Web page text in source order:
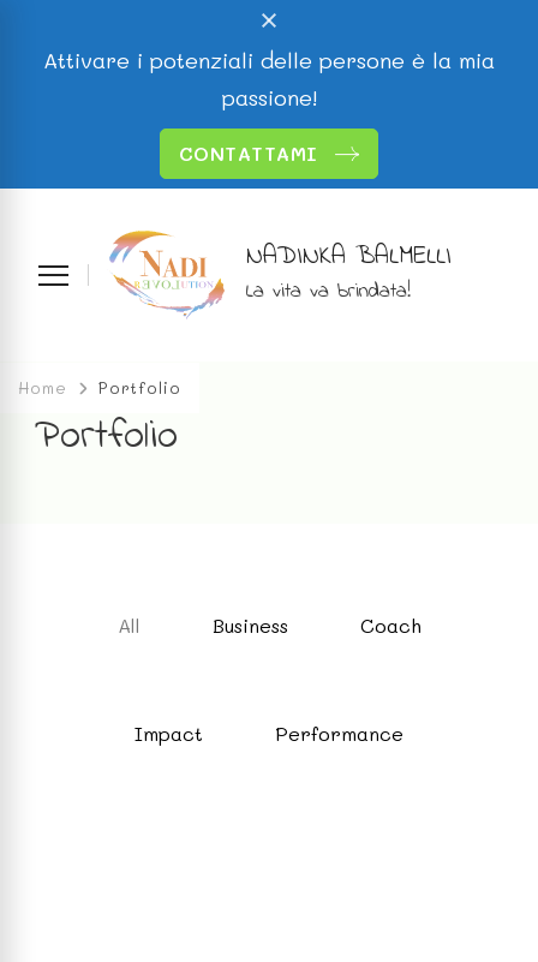
Attivare i potenziali delle persone è la mia
passione!
CONTATTAMI
NADINKA BALMELLI
La vita va brindata!
Home Portfolio
Portfolio
All Business Coach
Impact Performance